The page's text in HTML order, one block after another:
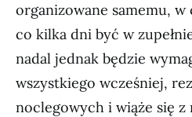
organizowane samemu,
co kilka dni być w
nadal jednak będzie
wszystkiego wcześniej,
noclegowych i wiąże się